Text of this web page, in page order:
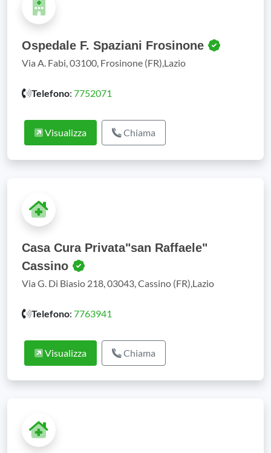
Ospedale F. Spaziani Frosinone
Via A. Fabi, 03100, Frosinone (FR),Lazio
Telefono: 7752071
Visualizza Chiama
Casa Cura Privata"san Raffaele"
Cassino
Via G. Di Biasio 218, 03043, Cassino (FR),Lazio
Telefono: 7763941
Visualizza Chiama